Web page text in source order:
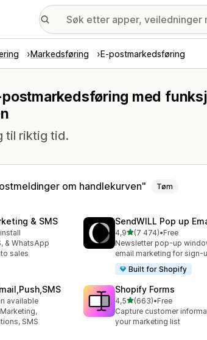
Markedsføring E-postmarkedsføring
med
til riktig tid.
om handlekurven Tøm
& SMS
& WhatsApp
sales
SendWILL Pop up
4,9av 5 stjerner
(7 474)
Totalt 7474 omtaler
•Free
Newsletter pop-up
email marketing for sign-
Built for Shopify
available
SMS
Shopify Forms
4,5av 5 stjerner
(663)
Totalt 663 omtaler
•Free
Capture customer
your marketing list